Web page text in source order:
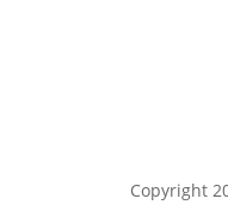
Copyright